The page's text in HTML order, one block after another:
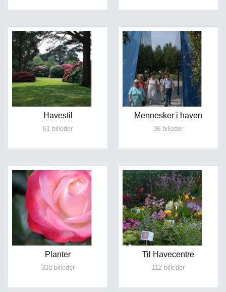
Havestil
61 billeder
Mennesker i haven
36 billeder
Planter
338 billeder
Til Havecentre
112 billeder